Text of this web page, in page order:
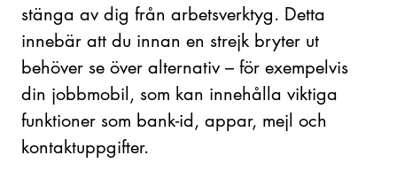
stänga av dig från arbetsverktyg. Detta
innebär att du innan en strejk bryter ut
behöver se över alternativ – för exempelvis
din jobbmobil, som kan innehålla viktiga
funktioner som bank-id, appar, mejl och
kontaktuppgifter.